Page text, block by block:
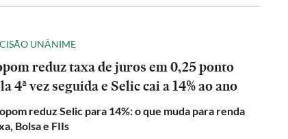
UNÂNIME
reduz taxa de juros em 0,25 ponto
4ª vez seguida e Selic cai a 14% ao ano
reduz Selic para 14%: o que muda para renda
Bolsa e FIIs